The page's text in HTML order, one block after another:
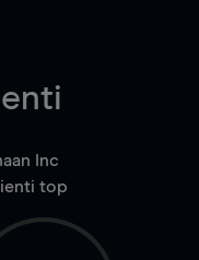
Inc
top